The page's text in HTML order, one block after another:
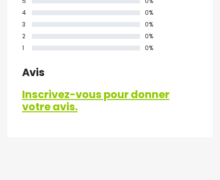
4
0%
3
0%
2
0%
1
0%
Avis
Inscrivez-vous pour donner
votre avis.